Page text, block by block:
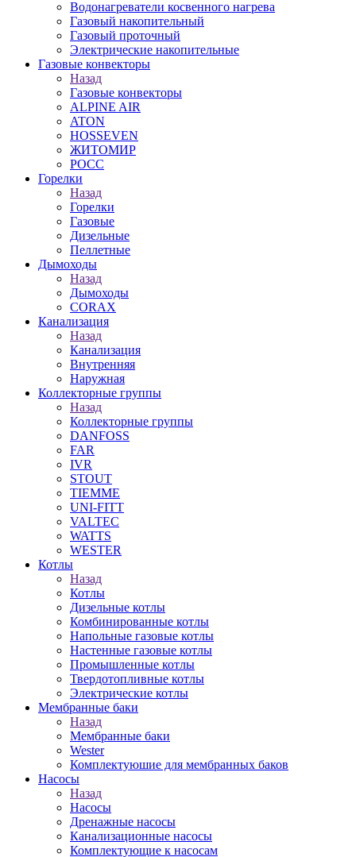
Водонагреватели косвенного нагрева
Газовый накопительный
Газовый проточный
Электрические накопительные
Газовые конвекторы
Назад
Газовые конвекторы
ALPINE AIR
ATON
HOSSEVEN
ЖИТОМИР
РОСС
Горелки
Назад
Горелки
Газовые
Дизельные
Пеллетные
Дымоходы
Назад
Дымоходы
CORAX
Канализация
Назад
Канализация
Внутренняя
Наружная
Коллекторные группы
Назад
Коллекторные группы
DANFOSS
FAR
IVR
STOUT
TIEMME
UNI-FITT
VALTEC
WATTS
WESTER
Котлы
Назад
Котлы
Дизельные котлы
Комбинированные котлы
Напольные газовые котлы
Настенные газовые котлы
Промышленные котлы
Твердотопливные котлы
Электрические котлы
Мембранные баки
Назад
Мембранные баки
Wester
Комплектуюшие для мембранных баков
Насосы
Назад
Насосы
Дренажные насосы
Канализационные насосы
Комплектующие к насосам